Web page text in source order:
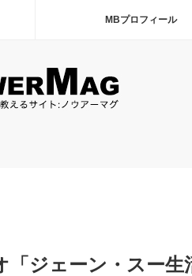
MBプロフィール
「ジェーン・スー